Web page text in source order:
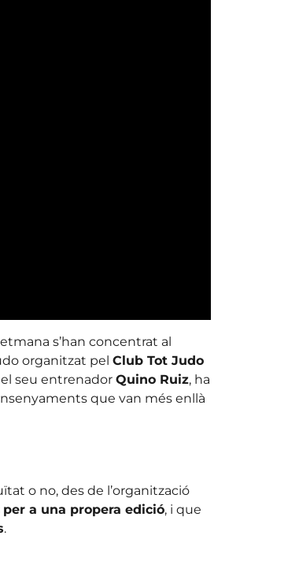
s’han concentrat al
organitzat pel Club Tot Judo
seu entrenador Quino Ruiz, ha
que van més enllà
o no, des de l’organització
a una propera edició, i que
.